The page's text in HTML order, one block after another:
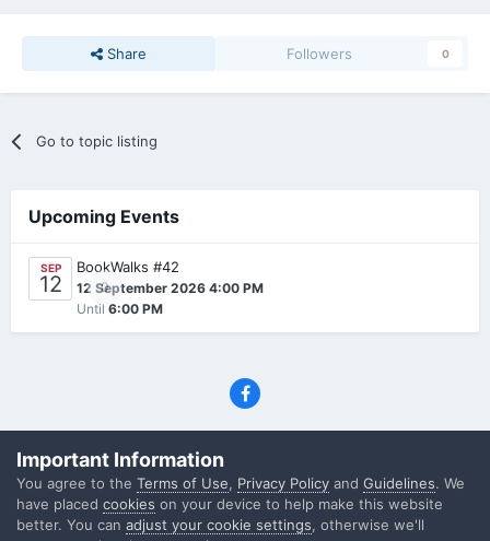
Share Followers 0
Go to topic listing
Upcoming Events
SEP
12 0
BookWalks #42
12 September 2026 4:00 PM
Until 6:00 PM
(C) SFF.gr, All rights reserved
Powered by Invision Community
Important Information
You agree to the Terms of Use, Privacy Policy and Guidelines. We
have placed cookies on your device to help make this website
better. You can adjust your cookie settings, otherwise we'll